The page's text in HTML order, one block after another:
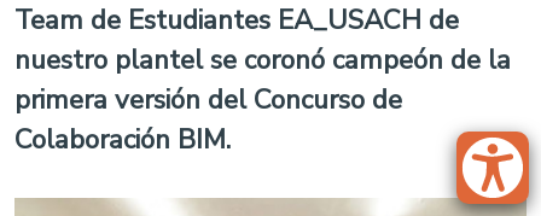
Team de Estudiantes EA_USACH de
nuestro plantel se coronó campeón de la
primera versión del Concurso de
Colaboración BIM.